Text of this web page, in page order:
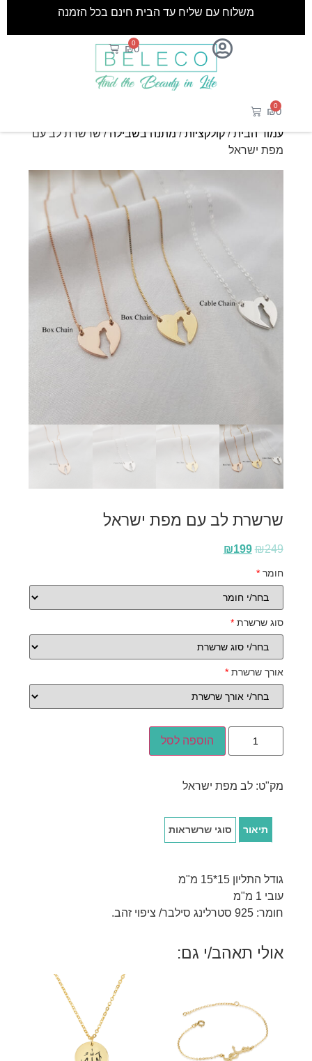
₪0
0
משלוח עם שליח עד הבית חינם בכל הזמנה
₪0
0
עמוד הבית/קולקציות/מתנה בשבילה/ שרשרת לב עם
מפת ישראל
שרשרת לב עם מפת ישראל
₪249
₪199
חומר*
סוג שרשרת*
אורך שרשרת*
הוספה לסל
מק"ט:לב מפת ישראל
תיאור סוגי שרשראות
גודל התליון 15*15 מ"מ
עובי 1 מ"מ
חומר: 925 סטרלינג סילבר/ ציפוי זהב.
אולי תאהב/י גם: